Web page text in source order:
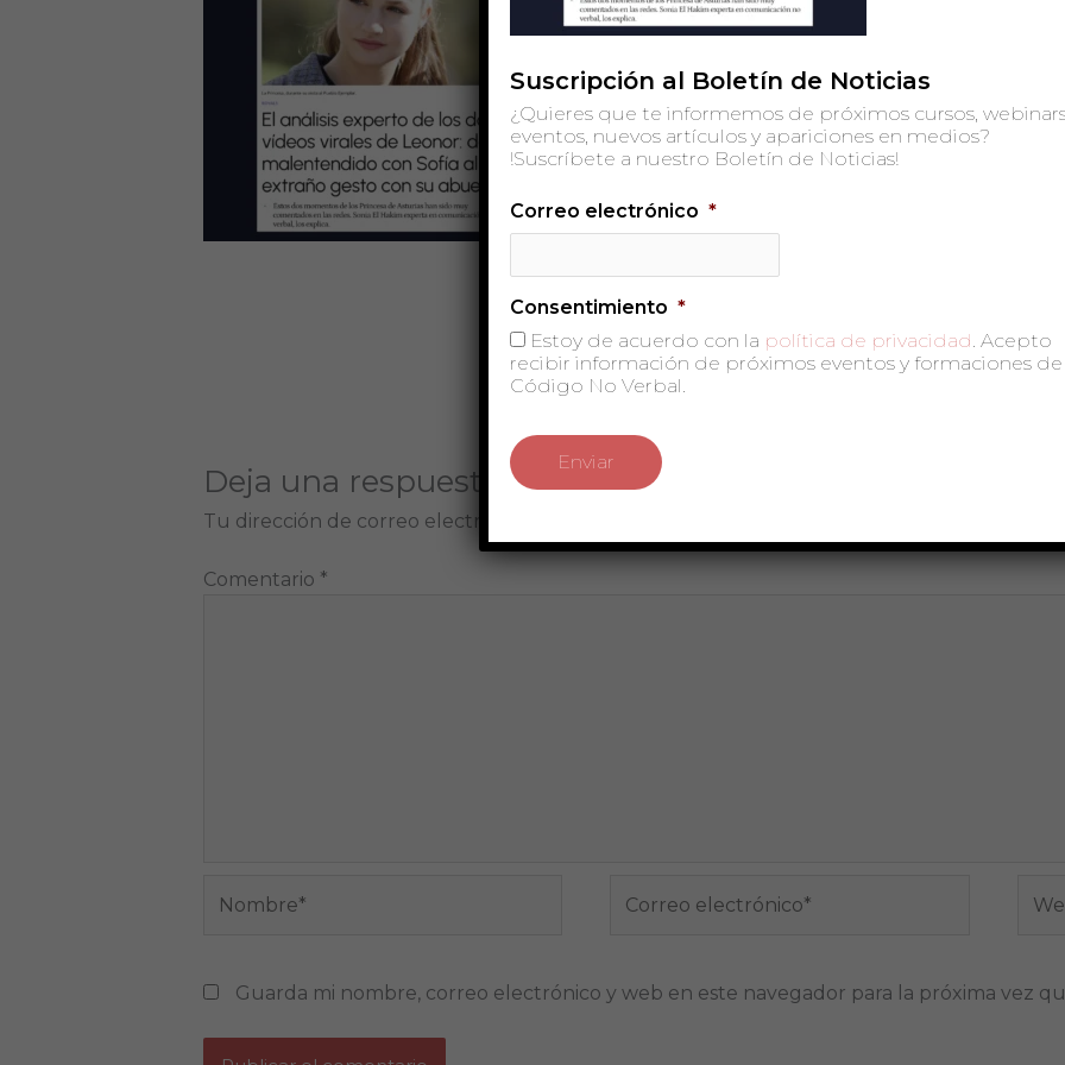
Deja una respuesta
Tu dirección de correo electrónico no será publicada. Los campos obligatorios están
Comentario *
electrónico*
Guarda mi nombre, correo electrónico y web en este navegador para la próxima vez
Suscripción al Boletín de Noticias
¿Quieres que te informemos de próximos cursos,
eventos, nuevos artículos y apariciones en medios?
!Suscríbete a nuestro Boletín de Noticias!
Correo electrónico *
Consentimiento *
Estoy de acuerdo con la política de privacidad. Acepto
recibir información de próximos eventos y formaciones de
Código No Verbal.